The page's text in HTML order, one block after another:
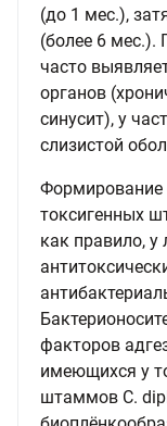
(до 1 мес.),
(более 6 мес.).
часто
органов
синусит), у
слизистой
Формирование
токсигенных
как правило, у
факторов
имеющихся у
штаммов C.